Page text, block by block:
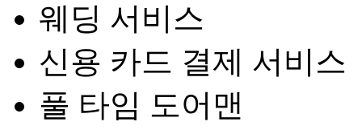
웨딩 서비스
신용 카드 결제 서비스
풀 타임 도어맨